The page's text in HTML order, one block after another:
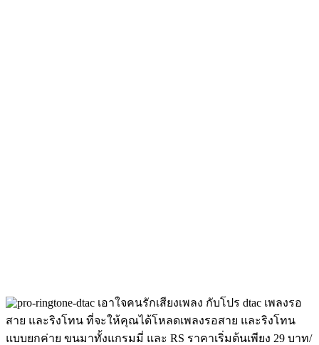
เอาใจคนรักเสียงเพลง กับโปร dtac เพลงรอ
สาย และริงโทน ที่จะให้คุณได้โหลดเพลงรอสาย และริงโทน
แบบยกค่าย ขนมาทั้งแกรมมี่ และ RS ราคาเริ่มต้นเพียง 29 บาท/